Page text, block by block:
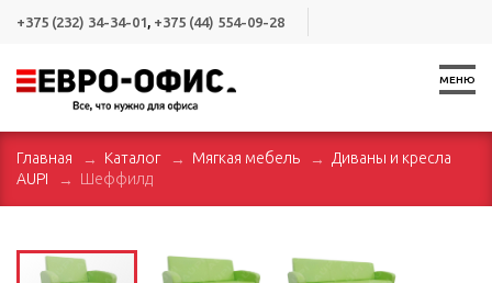
+375 (232) 34-34-01, +375 (44) 554-09-28
МЕНЮ
Главная Каталог Мягкая мебель
Диваны и кресла
AUPI
Шеффилд